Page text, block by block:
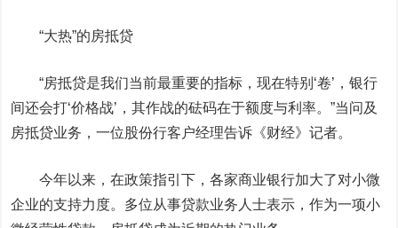
“大热”的房抵贷
“房抵贷是我们当前最重要的指标，现在特别‘卷’，银行
间还会打‘价格战’，其作战的砝码在于额度与利率。”当问及
房抵贷业务，一位股份行客户经理告诉《财经》记者。
今年以来，在政策指引下，各家商业银行加大了对小微
企业的支持力度。 多位从事贷款业务人士表示，作为一项小